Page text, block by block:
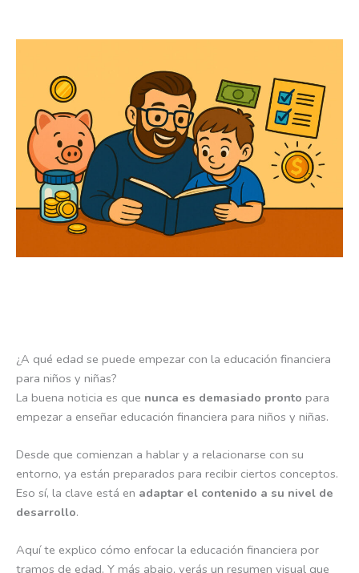
¿A qué edad se puede empezar con la educación financiera
para niños y niñas?
La buena noticia es que nunca es demasiado pronto para
empezar a enseñar educación financiera para niños y niñas.
Desde que comienzan a hablar y a relacionarse con su
entorno, ya están preparados para recibir ciertos conceptos.
Eso sí, la clave está en adaptar el contenido a su nivel de
desarrollo.
Aquí te explico cómo enfocar la educación financiera por
tramos de edad. Y más abajo, verás un resumen visual que